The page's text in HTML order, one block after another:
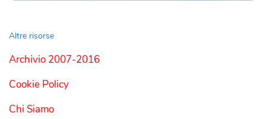
Altre risorse
Archivio 2007-2016
Cookie Policy
Chi Siamo